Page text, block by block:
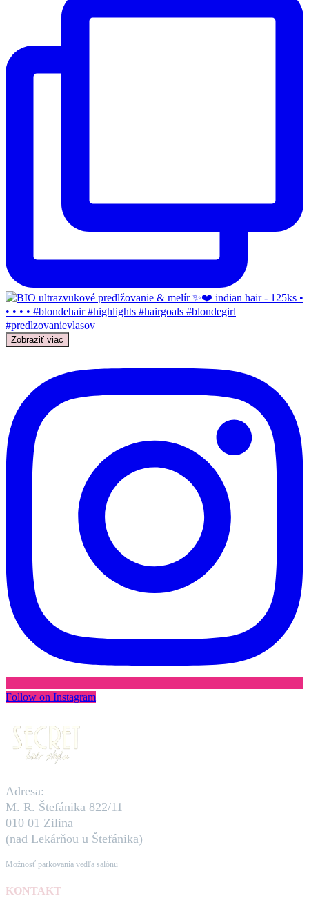
Zobraziť viac
Follow on Instagram
Adresa:
M. R. Štefánika 822/11
010 01 Zilina
(nad Lekárňou u Štefánika)
Možnosť parkovania vedľa salónu
KONTAKT